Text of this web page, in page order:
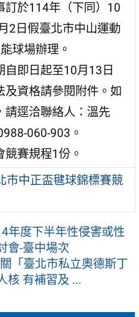
訂於114年（下同）10
2日假臺北市中山運動
球場辦理。
自即日起至10月13日
及資格請參閱附件。如
請逕洽聯絡人：溫先
060-903。
競賽規程1份。
市中正盃毽球錦標賽競
年度下半年性侵害或性
會-臺中場次
「臺北市私立奧德斯丁
核 有補習及 ...